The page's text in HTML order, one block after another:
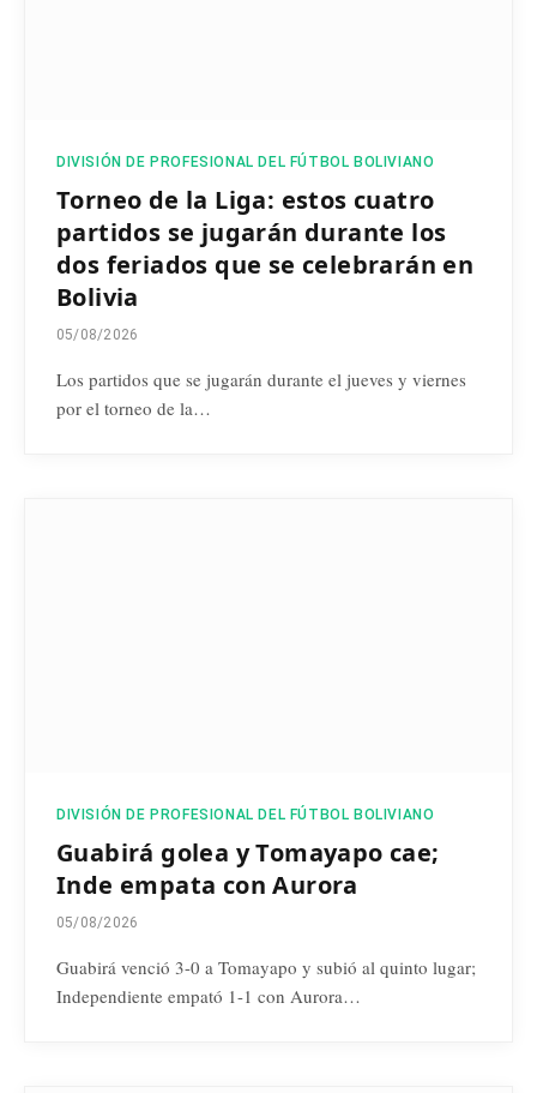
DIVISIÓN DE PROFESIONAL DEL FÚTBOL BOLIVIANO
Torneo de la Liga: estos cuatro
partidos se jugarán durante los
dos feriados que se celebrarán en
Bolivia
05/08/2026
Los partidos que se jugarán durante el jueves y viernes
por el torneo de la…
DIVISIÓN DE PROFESIONAL DEL FÚTBOL BOLIVIANO
Guabirá golea y Tomayapo cae;
Inde empata con Aurora
05/08/2026
Guabirá venció 3-0 a Tomayapo y subió al quinto lugar;
Independiente empató 1-1 con Aurora…